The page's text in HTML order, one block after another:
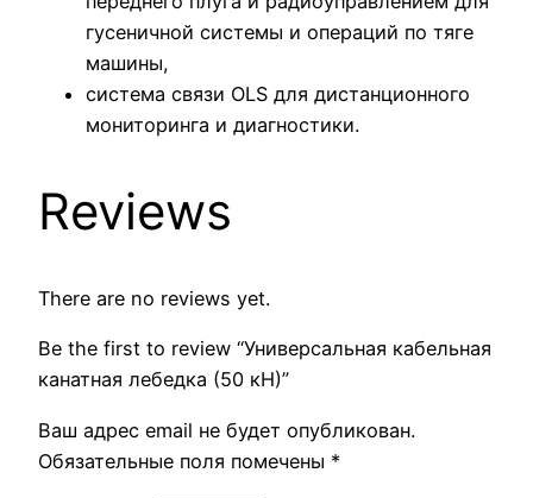
гусеничной системы и операций по тяге
машины,
система связи OLS для дистанционного
мониторинга и диагностики.
Reviews
There are no reviews yet.
Be the first to review “Универсальная кабельная
канатная лебедка (50 кН)”
Ваш адрес email не будет опубликован.
Обязательные поля помечены *